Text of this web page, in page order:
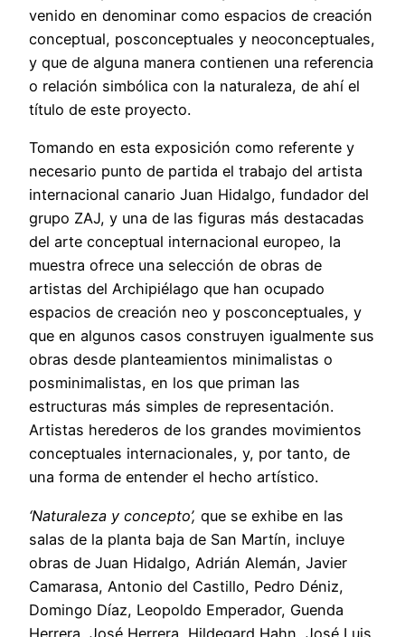
venido en denominar como espacios de creación
conceptual, posconceptuales y neoconceptuales,
y que de alguna manera contienen una referencia
o relación simbólica con la naturaleza, de ahí el
título de este proyecto.
Tomando en esta exposición como referente y
necesario punto de partida el trabajo del artista
internacional canario Juan Hidalgo, fundador del
grupo ZAJ, y una de las figuras más destacadas
del arte conceptual internacional europeo, la
muestra ofrece una selección de obras de
artistas del Archipiélago que han ocupado
espacios de creación neo y posconceptuales, y
que en algunos casos construyen igualmente sus
obras desde planteamientos minimalistas o
posminimalistas, en los que priman las
estructuras más simples de representación.
Artistas herederos de los grandes movimientos
conceptuales internacionales, y, por tanto, de
una forma de entender el hecho artístico.
‘Naturaleza y concepto’, que se exhibe en las
salas de la planta baja de San Martín, incluye
obras de Juan Hidalgo, Adrián Alemán, Javier
Camarasa, Antonio del Castillo, Pedro Déniz,
Domingo Díaz, Leopoldo Emperador, Guenda
Herrera, José Herrera, Hildegard Hahn, José Luis